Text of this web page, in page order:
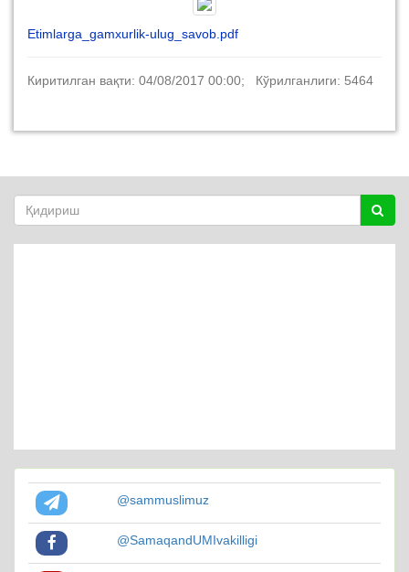
Etimlarga_gamxurlik-ulug_savob.pdf
Киритилган вақти: 04/08/2017 00:00; Кўрилганлиги: 5464
@sammuslimuz
@SamaqandUMIvakilligi